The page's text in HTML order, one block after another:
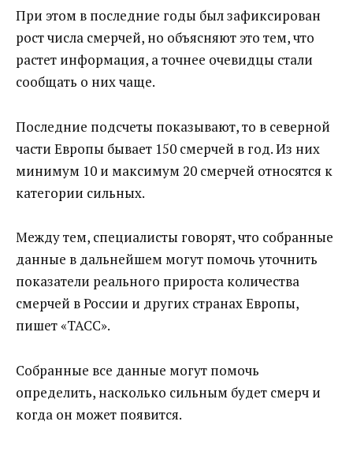
При этом в последние годы был зафиксирован
рост числа смерчей, но объясняют это тем, что
растет информация, а точнее очевидцы стали
сообщать о них чаще.
Последние подсчеты показывают, то в северной
части Европы бывает 150 смерчей в год. Из них
минимум 10 и максимум 20 смерчей относятся к
категории сильных.
Между тем, специалисты говорят, что собранные
данные в дальнейшем могут помочь уточнить
показатели реального прироста количества
смерчей в России и других странах Европы,
пишет «ТАСС».
Собранные все данные могут помочь
определить, насколько сильным будет смерч и
когда он может появится.